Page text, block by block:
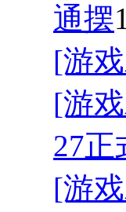
通摆
[游
[游
27正
[游